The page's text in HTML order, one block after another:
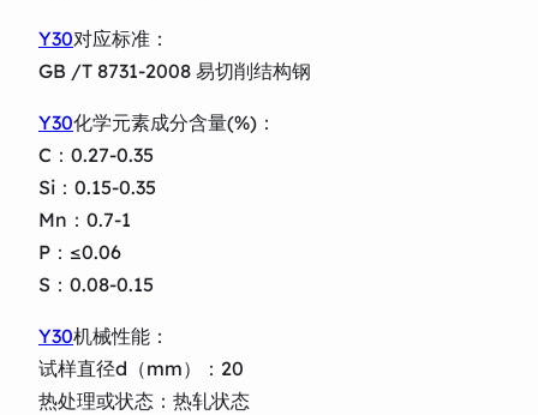
Y30对应标准：
GB /T 8731-2008 易切削结构钢
Y30化学元素成分含量(%)：
C：0.27-0.35
Si：0.15-0.35
Mn：0.7-1
P：≤0.06
S：0.08-0.15
Y30机械性能：
试样直径d（mm）：20
热处理或状态：热轧状态